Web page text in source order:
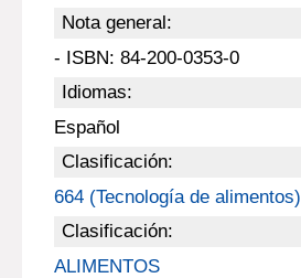
Nota general:
- ISBN: 84-200-0353-0
Idiomas:
Español
Clasificación:
664 (Tecnología de alimentos)
Clasificación:
ALIMENTOS